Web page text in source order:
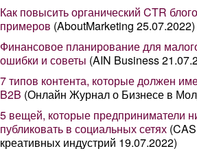
Как повысить органический CTR
примеров (AboutMarketing 25.07.2022)
Финансовое планирование для
ошибки и советы (AIN Business
7 типов контента, которые должен
B2B (Онлайн Журнал о Бизнесе в
5 вещей, которые предприниматели
публиковать в социальных сетях
креативных индустрий 19.07.2022)